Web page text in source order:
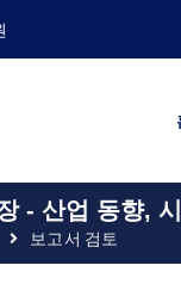
- 산업 동향,
보고서 검토